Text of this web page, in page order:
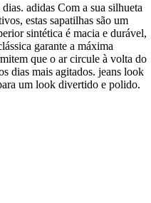
adidas Com a sua silhueta
estas sapatilhas são um
sintética é macia e durável,
garante a máxima
que o ar circule à volta do
dias mais agitados. jeans look
um look divertido e polido.